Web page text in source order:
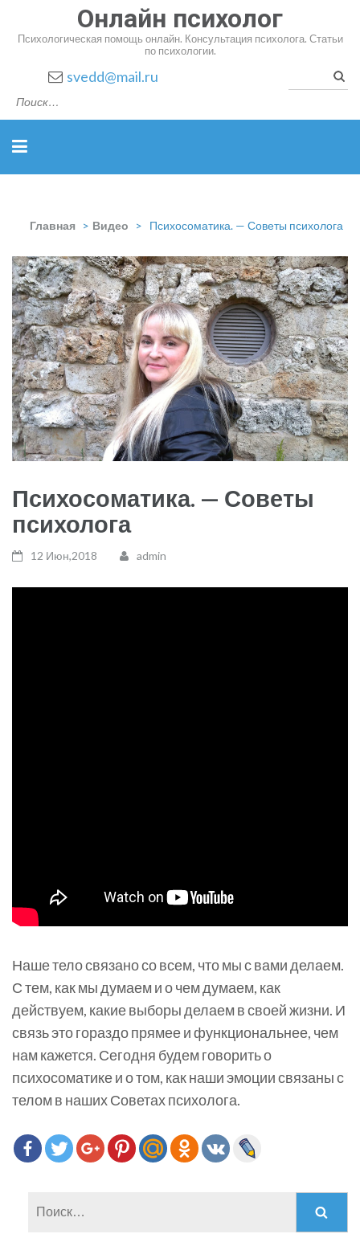
Онлайн психолог
Психологическая помощь онлайн. Консультация психолога. Статьи
по психологии.
svedd@mail.ru
Главная > Видео > Психосоматика. — Советы психолога
Психосоматика. — Советы
психолога
12 Июн,2018 admin
Наше тело связано со всем, что мы с вами делаем.
С тем, как мы думаем и о чем думаем, как
действуем, какие выборы делаем в своей жизни. И
связь это гораздо прямее и функциональнее, чем
нам кажется. Сегодня будем говорить о
психосоматике и о том, как наши эмоции связаны с
телом в наших Советах психолога.